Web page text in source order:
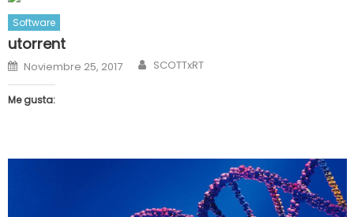
Software
utorrent
Posted
on
Noviembre 25, 2017 Author
SCOTTxRT
Me gusta: